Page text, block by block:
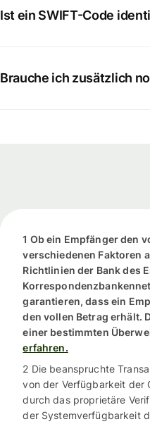
Ist ein SWIFT-Code
Brauche ich zusätzlich
1 Ob ein Empfänger den
verschiedenen Faktoren
Richtlinien der Bank des
garantieren, dass ein
den vollen Betrag erhält.
einer bestimmten
erfahren.
2 Die beanspruchte
von der Verfügbarkeit der
durch das proprietäre
der Systemverfügbarkeit